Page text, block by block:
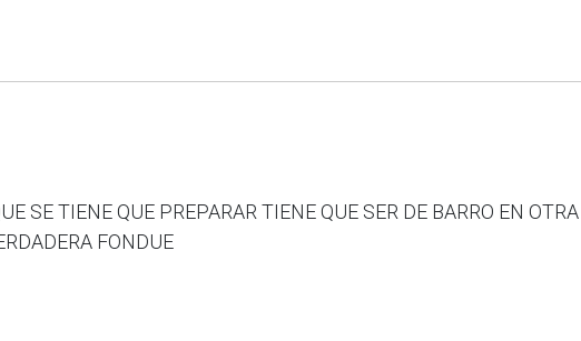
SE TIENE QUE PREPARAR TIENE QUE SER DE BARRO EN OTRA
FONDUE